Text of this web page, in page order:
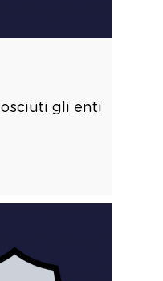
gli enti